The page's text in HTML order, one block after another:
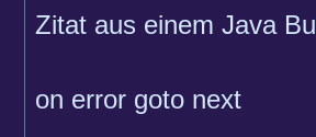
Zitat aus einem Java
on error goto next